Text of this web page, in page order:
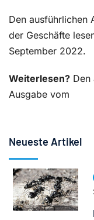
Den ausführlichen
der Geschäfte
September 2022.
Weiterlesen? Den
Ausgabe vom
Neueste Artikel